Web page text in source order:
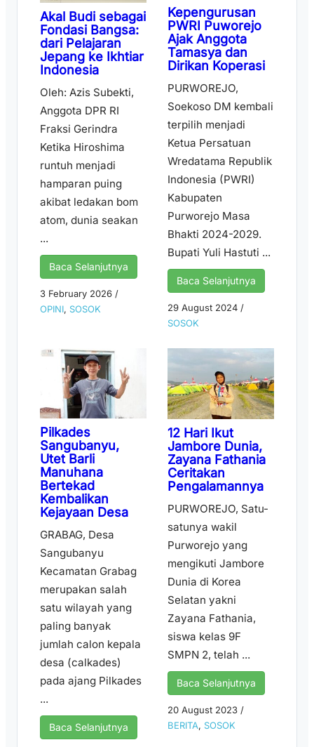
Akal Budi sebagai
Fondasi Bangsa:
dari Pelajaran
Jepang ke Ikhtiar
Indonesia
Oleh: Azis Subekti,
Anggota DPR RI
Fraksi Gerindra
Ketika Hiroshima
runtuh menjadi
hamparan puing
akibat ledakan bom
atom, dunia seakan
...
Baca Selanjutnya
3 February 2026 /
OPINI, SOSOK
Kepengurusan
PWRI Puworejo
Ajak Anggota
Tamasya dan
Dirikan Koperasi
PURWOREJO,
Soekoso DM kembali
terpilih menjadi
Ketua Persatuan
Wredatama Republik
Indonesia (PWRI)
Kabupaten
Purworejo Masa
Bhakti 2024-2029.
Bupati Yuli Hastuti ...
Baca Selanjutnya
29 August 2024 /
SOSOK
Pilkades
Sangubanyu,
Utet Barli
Manuhana
Bertekad
Kembalikan
Kejayaan Desa
GRABAG, Desa
Sangubanyu
Kecamatan Grabag
merupakan salah
satu wilayah yang
paling banyak
jumlah calon kepala
desa (calkades)
pada ajang Pilkades
...
Baca Selanjutnya
12 Hari Ikut
Jambore Dunia,
Zayana Fathania
Ceritakan
Pengalamannya
PURWOREJO, Satu-
satunya wakil
Purworejo yang
mengikuti Jambore
Dunia di Korea
Selatan yakni
Zayana Fathania,
siswa kelas 9F
SMPN 2, telah ...
Baca Selanjutnya
20 August 2023 /
BERITA, SOSOK